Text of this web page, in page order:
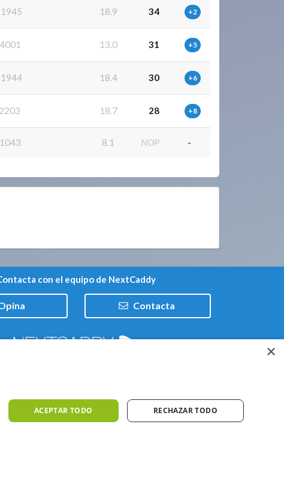
18.9 34 +2
13.0 31 +5
18.4 30 +6
18.7 28 +8
8.1 NOP -
con el equipo de NextCaddy
Contacta
×
ACEPTAR TODO RECHAZAR TODO